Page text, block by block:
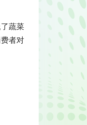
蔬菜
者对